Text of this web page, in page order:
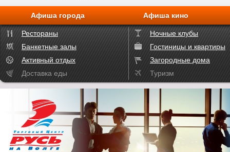
Афиша города Афиша кино
Рестораны
Ночные клубы
Банкетные залы
Гостиницы и квартиры
Активный отдых
Загородные дома
Доставка еды
Туризм